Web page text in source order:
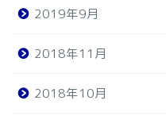
2019年9月
2018年11月
2018年10月